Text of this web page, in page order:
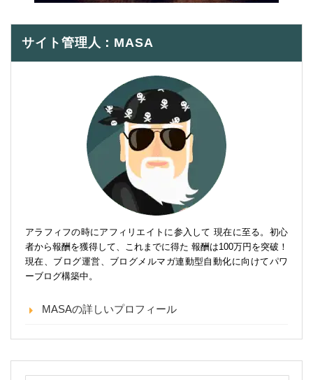
サイト管理人：MASA
アラフィフの時にアフィリエイトに参入して 現在に至る。初心
者から報酬を獲得して、これまでに得た 報酬は100万円を突破！
現在、ブログ運営、ブログメルマガ連動型自動化に向けてパワ
ーブログ構築中。
MASAの詳しいプロフィール